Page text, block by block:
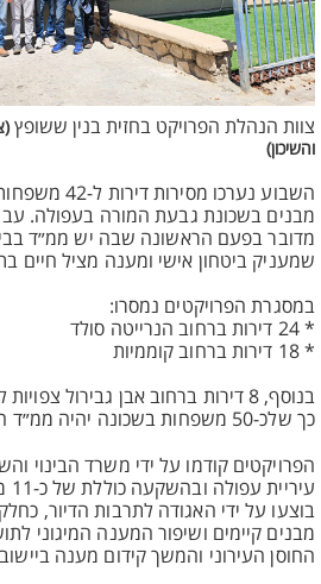
צוות הנהלת הפרויקט בחזית בנין ששופץ
והשיכון)
השבוע נערכו
מבנים בשכונת גבעת המורה בעפולה.
מדובר בפעם הראשונה שבה יש ממ״ד
שמעניק ביטחון אישי ומענה מציל חיים
במסגרת הפרויקטים נמסרו:
* 24 דירות ברחוב הנרייטה סולד
* 18 דירות ברחוב קוממיות
בנוסף, 8 דירות ברחוב אבן גבירול
כך שלכ-50 משפחות בשכונה יהיה ממ״ד חדש כחלק מהפרויקט.
הפרויקטים קודמו על ידי משרד הבינוי
בוצעו על ידי האגודה לתרבות הדיור,
מבנים קיימים ושיפור המענה המיגוני
החוסן העירוני והמשך קידום מענה